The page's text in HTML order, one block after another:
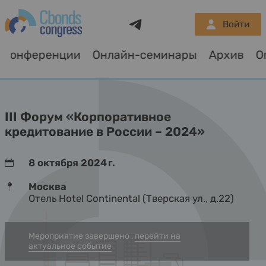
Конференции Онлайн-семинары Архив
Войти
III Форум «Корпоративное
кредитование в России – 2024»
8 октября 2024 г.
Москва
Отель Hotel Continental (Тверская ул., д.22)
Мероприятие завершено , перейти на
актуальное событие